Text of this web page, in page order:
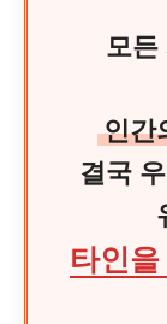
모든
인간
결국
타인